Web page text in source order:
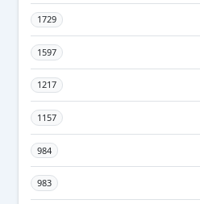
1729
1597
1217
1157
984
983